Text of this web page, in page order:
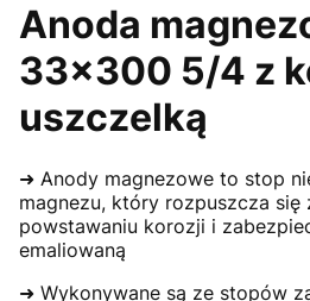
Anoda
33x300 5/4 z
uszczelką
➜ Anody magnezowe to stop
magnezu, który rozpuszcza się
powstawaniu korozji i
emaliowaną
➜ Wykonywane są ze stopów